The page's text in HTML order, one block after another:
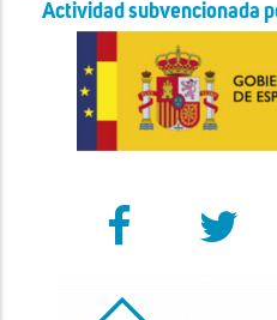
Actividad subvencionada